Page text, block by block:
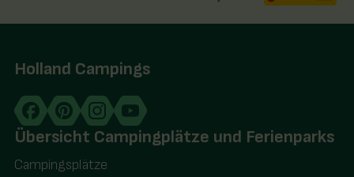
Holland Campings
Übersicht Campingplätze und Ferienparks
Campingsplätze